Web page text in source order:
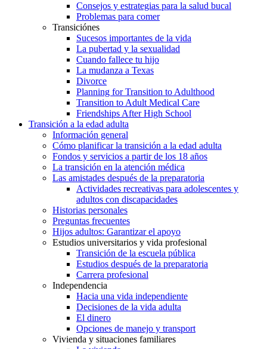
Consejos y estrategias para la salud bucal
Problemas para comer
Transiciónes
Sucesos importantes de la vida
La pubertad y la sexualidad
Cuando fallece tu hijo
La mudanza a Texas
Divorce
Planning for Transition to Adulthood
Transition to Adult Medical Care
Friendships After High School
Transición a la edad adulta
Información general
Cómo planificar la transición a la edad adulta
Fondos y servicios a partir de los 18 años
La transición en la atención médica
Las amistades después de la preparatoria
Actividades recreativas para adolescentes y
adultos con discapacidades
Historias personales
Preguntas frecuentes
Hijos adultos: Garantizar el apoyo
Estudios universitarios y vida profesional
Transición de la escuela pública
Estudios después de la preparatoria
Carrera profesional
Independencia
Hacia una vida independiente
Decisiones de la vida adulta
El dinero
Opciones de manejo y transport
Vivienda y situaciones familiares